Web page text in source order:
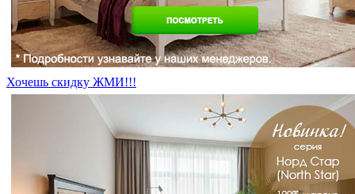
Хочешь скидку ЖМИ!!!